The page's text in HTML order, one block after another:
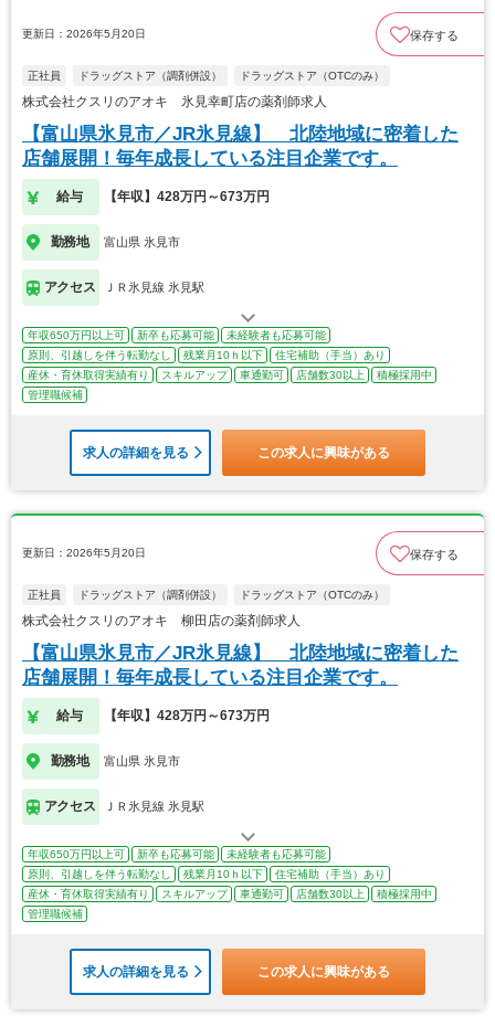
更新日：2026年5月20日 保存する
正社員 ドラッグストア（調剤併設） ドラッグストア（OTCのみ）
株式会社クスリのアオキ 氷見幸町店の薬剤師求人
【富山県氷見市／JR氷見線】 北陸地域に密着した
店舗展開！毎年成長している注目企業です。
給与 【年収】428万円～673万円
勤務地 富山県 氷見市
アクセス ＪＲ氷見線 氷見駅
年収650万円以上可 新卒も応募可能
未経験者も応募可能
原則、引越しを伴う転勤なし
残業月10ｈ以下
住宅補助（手当）あり
産休・育休取得実績有り
スキルアップ 車通勤可 店舗数30以上
積極採用中
管理職候補
求人の詳細を見る この求人に興味がある
更新日：2026年5月20日 保存する
正社員 ドラッグストア（調剤併設） ドラッグストア（OTCのみ）
株式会社クスリのアオキ 柳田店の薬剤師求人
【富山県氷見市／JR氷見線】 北陸地域に密着した
店舗展開！毎年成長している注目企業です。
給与 【年収】428万円～673万円
勤務地 富山県 氷見市
アクセス ＪＲ氷見線 氷見駅
年収650万円以上可 新卒も応募可能
未経験者も応募可能
原則、引越しを伴う転勤なし
残業月10ｈ以下
住宅補助（手当）あり
産休・育休取得実績有り
スキルアップ 車通勤可 店舗数30以上
積極採用中
管理職候補
求人の詳細を見る この求人に興味がある